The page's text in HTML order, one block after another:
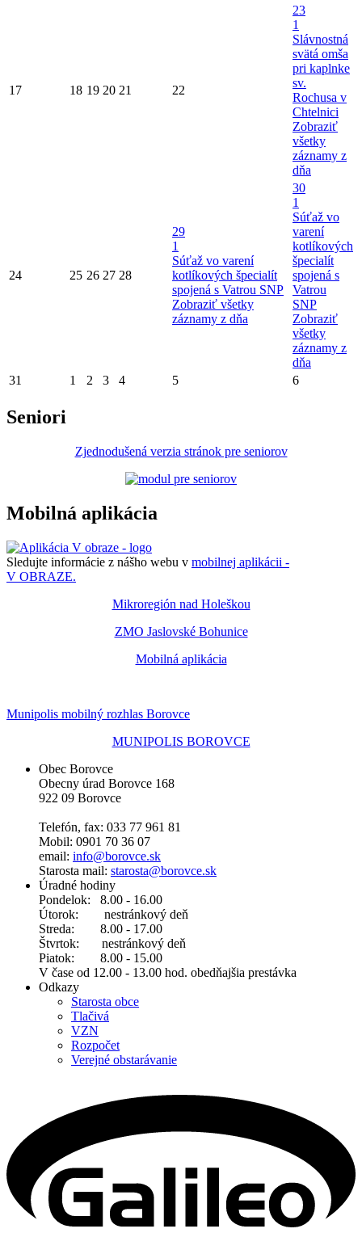
17 18 19 20 21 22
23
1
Slávnostná
svätá omša
pri kaplnke
sv.
Rochusa v
Chtelnici
Zobraziť
všetky
záznamy z
dňa
24 25 26 27 28
29
1
Súťaž vo varení
kotlíkových špecialít
spojená s Vatrou SNP
Zobraziť všetky
záznamy z dňa
30
1
Súťaž vo
varení
kotlíkových
špecialít
spojená s
Vatrou
SNP
Zobraziť
všetky
záznamy z
dňa
31
1 2 3 4 5 6
Seniori
Zjednodušená verzia stránok pre seniorov
Mobilná aplikácia
Sledujte informácie z nášho webu v mobilnej aplikácii -
V OBRAZE.
Mikroregión nad Holeškou
ZMO Jaslovské Bohunice
Mobilná aplikácia
Munipolis mobilný rozhlas Borovce
MUNIPOLIS BOROVCE
Obec Borovce
Obecny úrad Borovce 168
922 09 Borovce
Telefón, fax: 033 77 961 81
Mobil: 0901 70 36 07
email: info@borovce.sk
Starosta mail: starosta@borovce.sk
Úradné hodiny
Pondelok: 8.00 - 16.00
Útorok: nestránkový deň
Streda: 8.00 - 17.00
Štvrtok: nestránkový deň
Piatok: 8.00 - 15.00
V čase od 12.00 - 13.00 hod. obedňajšia prestávka
Odkazy
Starosta obce
Tlačivá
VZN
Rozpočet
Verejné obstarávanie